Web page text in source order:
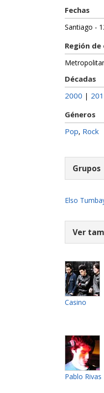
Fechas
Santiago -
Región
Décadas
2000 |
Géneros
Pop, Rock
Grupos
Elso
Ver
Casino
Pablo Rivas